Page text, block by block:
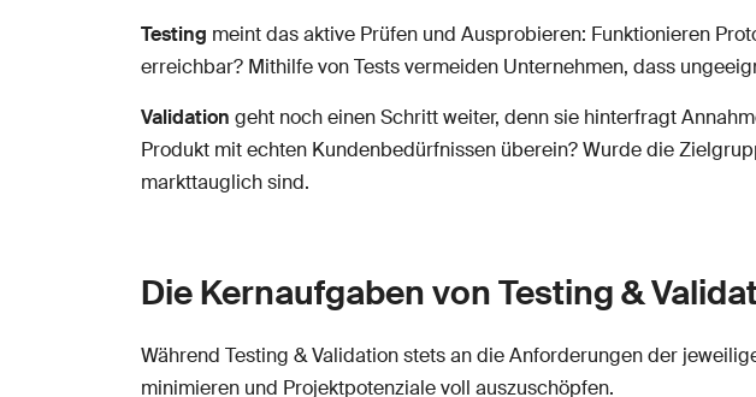
Testing meint das aktive Prüfen und Ausprobieren: Funktionieren
erreichbar? Mithilfe von Tests vermeiden Unternehmen, dass
Validation geht noch einen Schritt weiter, denn sie hinterfragt
Produkt mit echten Kundenbedürfnissen überein? Wurde die
markttauglich sind.
Die Kernaufgaben von Testing &
Während Testing & Validation stets an die Anforderungen der
minimieren und Projektpotenziale voll auszuschöpfen.